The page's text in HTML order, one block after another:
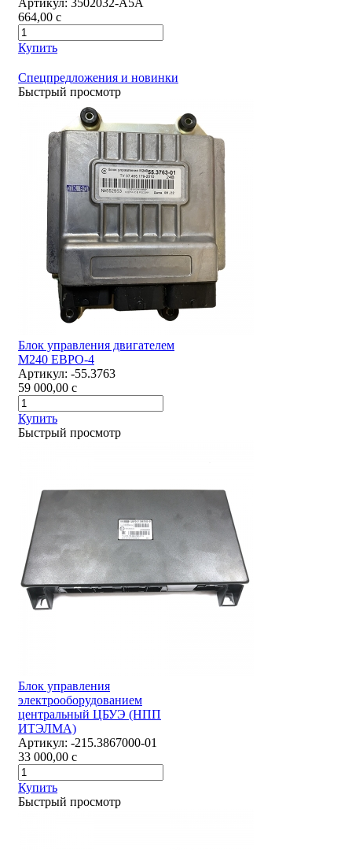
Артикул: 3502032-А5А
664,00 c
Купить
Спецпредложения и новинки
Быстрый просмотр
Блок управления двигателем
М240 ЕВРО-4
Артикул: -55.3763
59 000,00 c
Купить
Быстрый просмотр
Блок управления
электрооборудованием
центральный ЦБУЭ (НПП
ИТЭЛМА)
Артикул: -215.3867000-01
33 000,00 c
Купить
Быстрый просмотр